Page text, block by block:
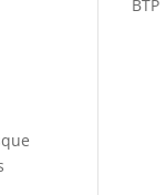
BTP